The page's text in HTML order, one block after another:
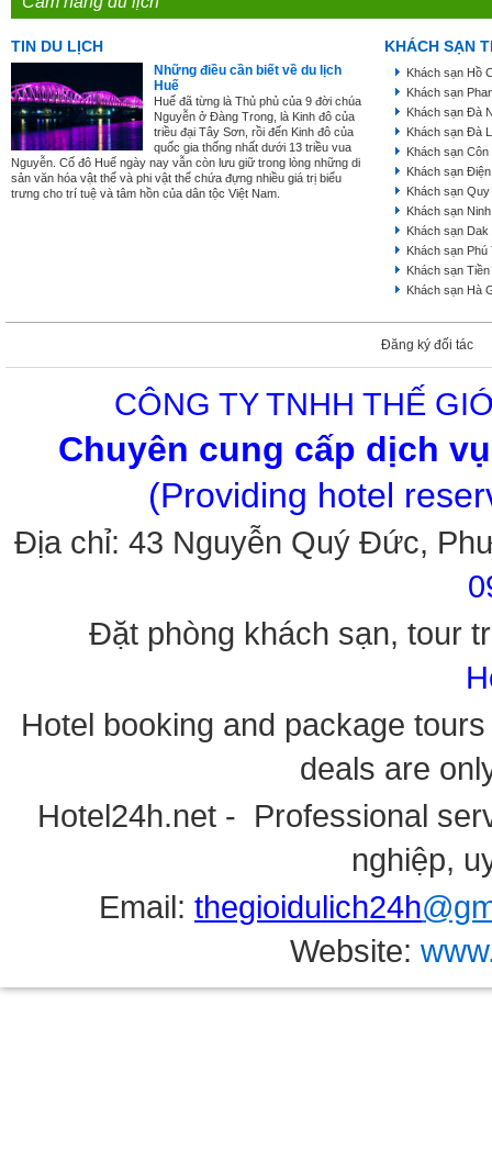
TIN DU LỊCH
Những điều cần biết về du lịch
Huế
Huế đã từng là Thủ phủ của 9 đời chúa
Nguyễn ở Đàng Trong, là Kinh đô của
triều đại Tây Sơn, rồi đến Kinh đô của
quốc gia thống nhất dưới 13 triều vua
Nguyễn. Cố đô Huế ngày nay vẫn còn lưu giữ trong lòng những di
sản văn hóa vật thể và phi vật thể chứa đựng nhiều giá trị biểu
trưng cho trí tuệ và tâm hồn của dân tộc Việt Nam.
KHÁCH SẠN
Khách sạn Hồ
Khách sạn
Khách sạn Đà
Khách sạn Đà
Khách sạn
Khách sạn
Khách sạn
Khách sạn
Khách sạn Dak
Khách sạn Phú
Khách sạn
Khách sạn Hà
Đăng ký đối tác
CÔNG TY TNHH THẾ
Chuyên cung cấp dịch
(Providing hotel
Địa chỉ: 43 Nguyễn Quý Đức,
Đặt phòng khách sạn, tour
Hotel booking and package
deals are
Hotel24h.net - Professional
nghiệp,
Email: thegioidulich24h
Website: